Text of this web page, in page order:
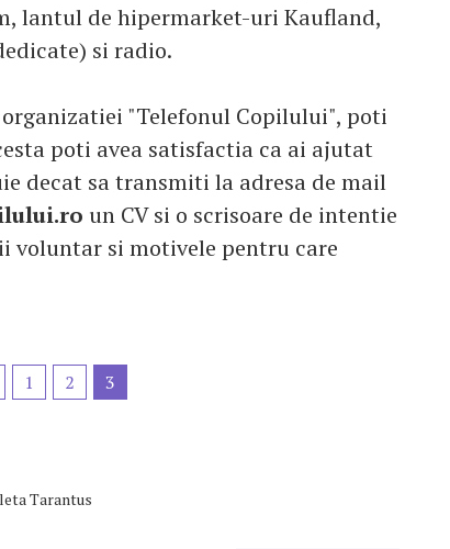
lantul de hipermarket-uri Kaufland,
si radio.
"Telefonul Copilului", poti
poti avea satisfactia ca ai ajutat
decat sa transmiti la adresa de mail
un CV si o scrisoare de intentie
voluntar si motivele pentru care
1 2 3
Tarantus